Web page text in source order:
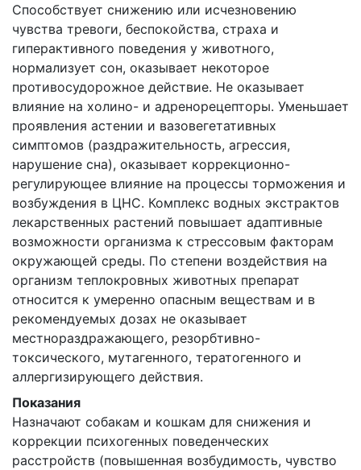
Способствует снижению или исчезновению
чувства тревоги, беспокойства, страха и
гиперактивного поведения у животного,
нормализует сон, оказывает некоторое
противосудорожное действие. Не оказывает
влияние на холино- и адренорецепторы. Уменьшает
проявления астении и вазовегетативных
симптомов (раздражительность, агрессия,
нарушение сна), оказывает коррекционно-
регулирующее влияние на процессы торможения и
возбуждения в ЦНС. Комплекс водных экстрактов
лекарственных растений повышает адаптивные
возможности организма к стрессовым факторам
окружающей среды. По степени воздействия на
организм теплокровных животных препарат
относится к умеренно опасным веществам и в
рекомендуемых дозах не оказывает
местнораздражающего, резорбтивно-
токсического, мутагенного, тератогенного и
аллергизирующего действия.
Показания
Назначают собакам и кошкам для снижения и
коррекции психогенных поведенческих
расстройств (повышенная возбудимость, чувство